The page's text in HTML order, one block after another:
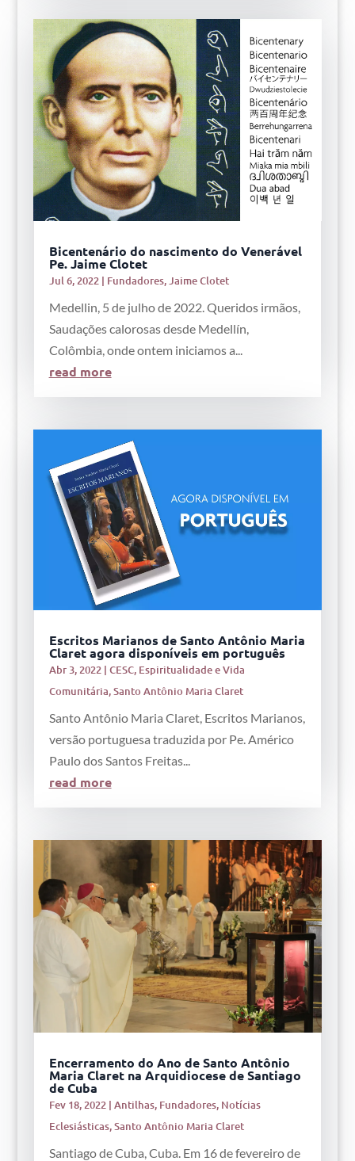
Bicentenário do nascimento do Venerável
Pe. Jaime Clotet
Jul 6, 2022| Fundadores,Jaime Clotet
Medellin, 5 de julho de 2022. Queridos irmãos,
Saudações calorosas desde Medellín,
Colômbia, onde ontem iniciamos a...
read more
Escritos Marianos de Santo Antônio Maria
Claret agora disponíveis em português
Abr 3, 2022| CESC, Espiritualidade e Vida
Comunitária,Santo Antônio Maria Claret
Santo Antônio Maria Claret, Escritos Marianos,
versão portuguesa traduzida por Pe. Américo
Paulo dos Santos Freitas...
read more
Encerramento do Ano de Santo Antônio
Maria Claret na Arquidiocese de Santiago
de Cuba
Fev 18, 2022| Antilhas, Fundadores, Notícias
Eclesiásticas,Santo Antônio Maria Claret
Santiago de Cuba, Cuba. Em 16 de fevereiro de